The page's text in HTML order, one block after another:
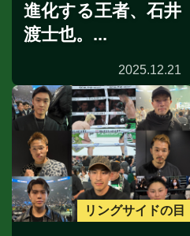
進化する王者、石井
渡士也。...
2025.12.21
リングサイドの目